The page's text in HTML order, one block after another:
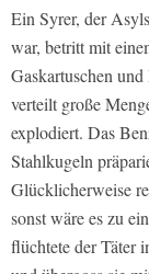
Ein Syrer, der
war, betritt mit
Gaskartuschen
verteilt große
explodiert. Das
Stahlkugeln
Glücklicherweise
sonst wäre es zu
flüchtete der Täter